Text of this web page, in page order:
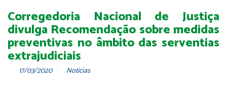
Corregedoria Nacional de Justiça
divulga Recomendação sobre medidas
preventivas no âmbito das serventias
extrajudiciais
17/03/2020 Notícias